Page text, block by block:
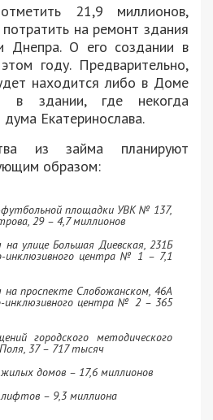
21,9 миллионов,
на ремонт здания
Днепра. О его создании в
году. Предварительно,
находится либо в Доме
в здании, где некогда
Екатеринослава.
из займа планируют
образом:
площадки УВК № 137,
29 – 4,7 миллионов
на улице Большая Диевская, 231Б
инклюзивного центра № 1 – 7,1
на проспекте Слобожанском, 46А
инклюзивного центра № 2 – 365
городского методического
37 – 717 тысяч
домов – 17,6 миллионов
– 9,3 миллиона